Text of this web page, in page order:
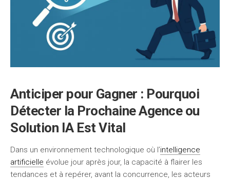
Anticiper pour Gagner : Pourquoi
Détecter la Prochaine Agence ou
Solution IA Est Vital
Dans un environnement technologique où l’intelligence
artificielle évolue jour après jour, la capacité à flairer les
tendances et à repérer, avant la concurrence, les acteurs